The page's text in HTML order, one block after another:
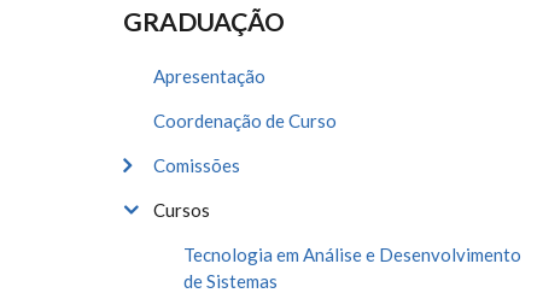
GRADUAÇÃO
Apresentação
Coordenação de Curso
Comissões
Cursos
Tecnologia em Análise e Desenvolvimento
de Sistemas